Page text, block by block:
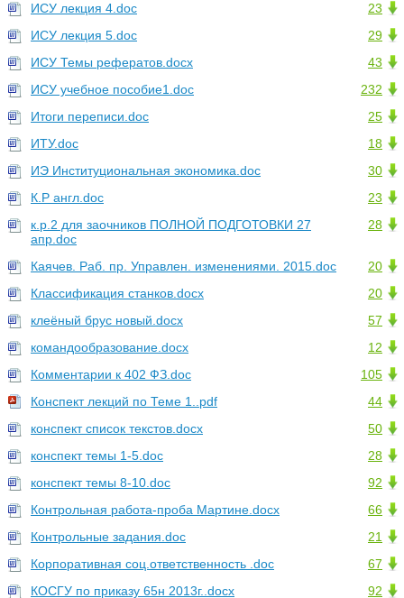
23
ИСУ лекция 4.doc
29
ИСУ лекция 5.doc
43
ИСУ Темы рефератов.docx
232
ИСУ учебное пособие1.doc
25
Итоги переписи.doc
18
ИТУ.doc
30
ИЭ Институциональная экономика.doc
23
К.Р англ.doc
28
к.р.2 для заочников ПОЛНОЙ ПОДГОТОВКИ 27
апр.doc
20
Каячев. Раб. пр. Управлен. изменениями. 2015.doc
20
Классификация станков.docx
57
клеёный брус новый.docx
12
командообразование.docx
105
Комментарии к 402 ФЗ.doc
44
Конспект лекций по Теме 1..pdf
50
конспект список текстов.docx
28
конспект темы 1-5.doc
92
конспект темы 8-10.doc
66
Контрольная работа-проба Мартине.docx
21
Контрольные задания.doc
67
Корпоративная соц.ответственность .doc
92
КОСГУ по приказу 65н 2013г..docx